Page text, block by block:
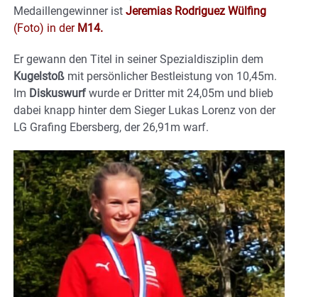
Medaillengewinner ist Jeremias Rodriguez Wülfing
(Foto) in der M14.
Er gewann den Titel in seiner Spezialdisziplin dem
Kugelstoß mit persönlicher Bestleistung von 10,45m.
Im Diskuswurfwurde er Dritter mit 24,05m und blieb
dabei knapp hinter dem Sieger Lukas Lorenz von der
LG Grafing Ebersberg, der 26,91m warf.